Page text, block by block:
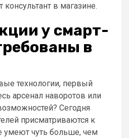
в магазине.
у смарт-
в
технологии, первый
арсенал наворотов или
Сегодня
присматриваются к
умеют чуть больше, чем